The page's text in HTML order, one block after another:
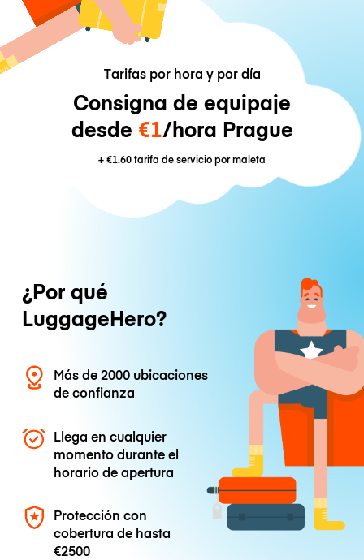
Tarifas por hora y por día
Consigna de equipaje
desde €1/hora Prague
+€1.60tarifa de servicio por maleta
¿Por qué
LuggageHero?
Más de 2000 ubicaciones
de confianza
Llega en cualquier
momento durante el
horario de apertura
Protección con
cobertura de hasta
€2500